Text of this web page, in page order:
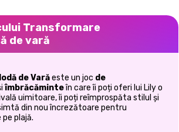
Transformare
de vară
de Varăeste un joc de
îmbrăcăminteîn care îi poți oferi lui Lily o
uimitoare, îi poți reîmprospăta stilul și
din nou încrezătoare pentru
plajă.